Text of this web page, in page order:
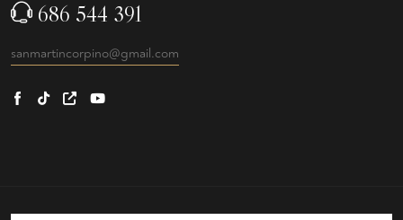
686 544 391
sanmartincorpino@gmail.com